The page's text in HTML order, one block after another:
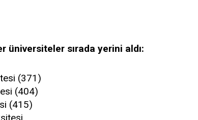
üniversiteler sırada yerini aldı:
(371)
(404)
(415)